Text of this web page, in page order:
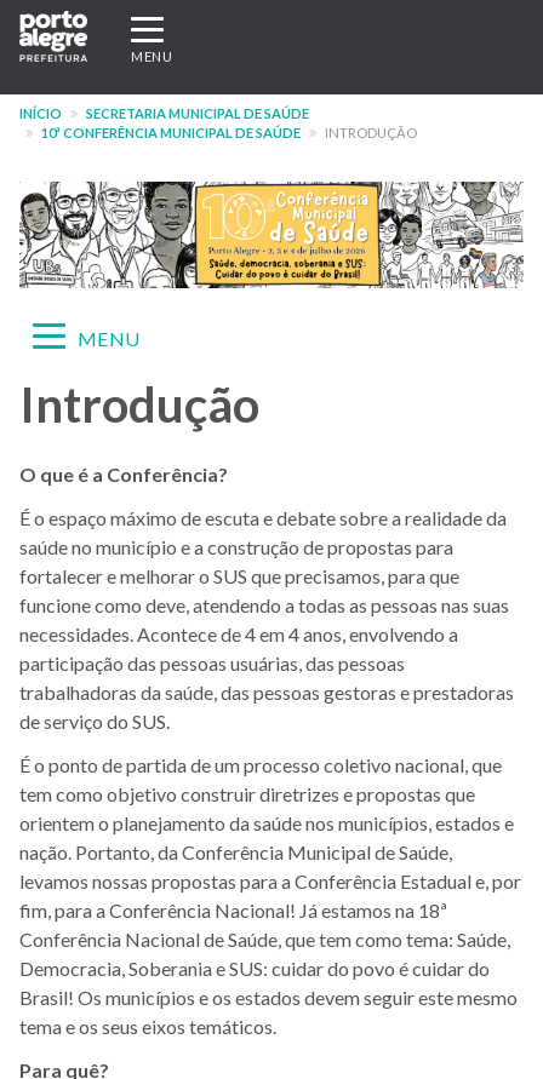
Pular
para
conteúdo
principal
Expandir/recolher
navegação
MENU
INÍCIO
SECRETARIA MUNICIPAL DE SAÚDE
10ª CONFERÊNCIA MUNICIPAL DE SAÚDE
INTRODUÇÃO
Menu
10ª
CMS
Expandir/recolher
MENU
Introdução
O que é a Conferência?
É o espaço máximo de escuta e debate sobre a realidade da
saúde no município e a construção de propostas para
fortalecer e melhorar o SUS que precisamos, para que
funcione como deve, atendendo a todas as pessoas nas suas
necessidades. Acontece de 4 em 4 anos, envolvendo a
participação das pessoas usuárias, das pessoas
trabalhadoras da saúde, das pessoas gestoras e prestadoras
de serviço do SUS.
É o ponto de partida de um processo coletivo nacional, que
tem como objetivo construir diretrizes e propostas que
orientem o planejamento da saúde nos municípios, estados e
nação. Portanto, da Conferência Municipal de Saúde,
levamos nossas propostas para a Conferência Estadual e, por
fim, para a Conferência Nacional! Já estamos na 18ª
Conferência Nacional de Saúde, que tem como tema: Saúde,
Democracia, Soberania e SUS: cuidar do povo é cuidar do
Brasil! Os municípios e os estados devem seguir este mesmo
tema e os seus eixos temáticos.
Para quê?